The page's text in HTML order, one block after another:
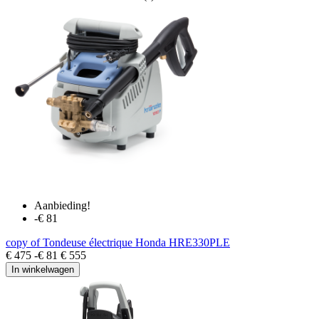
Aanbieding!
-€ 81
copy of Tondeuse électrique Honda HRE330PLE
€ 475 -€ 81 € 555
In winkelwagen